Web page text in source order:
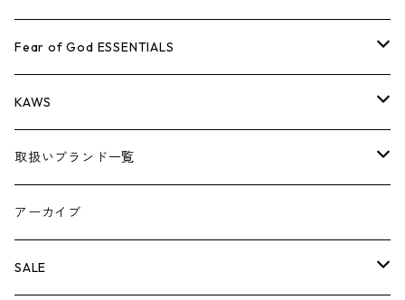
小物
コラボレーション
×THE NORTH FACE
×COMME des GARCONS
シーズンアイテム
26SS
25FW
BOX LOGOアイテム
パーカー/クルーネック
シューズ
小物
バッグ
シューズ
小物
キャップ・ハット
バッグ
シューズ
小物
パンツ
キャップ・ハット
バッグ
シューズ
小物
ジャケット
パンツ
キャップ
バッグ
小物
シャツ
ジャケット
パンツ
キャップ・ハット
バッグ
スウェット/ニット
シャツ
ジャケット
パンツ
キャップ・ハット
AIR JORDAN 1
AIR JORDAN 3
アパレル・小物
Tシャツ
ロンTEE
スウェット/ニット
ジャケット
パンツ
Fear of God ESSENTIALS
Tシャツ
ロンTEE
スウェット/ニット
シャツ
KAWS
アパレル
小物
取扱いブランド一覧
A
A BATHING APE
B
アーカイブ
SALE